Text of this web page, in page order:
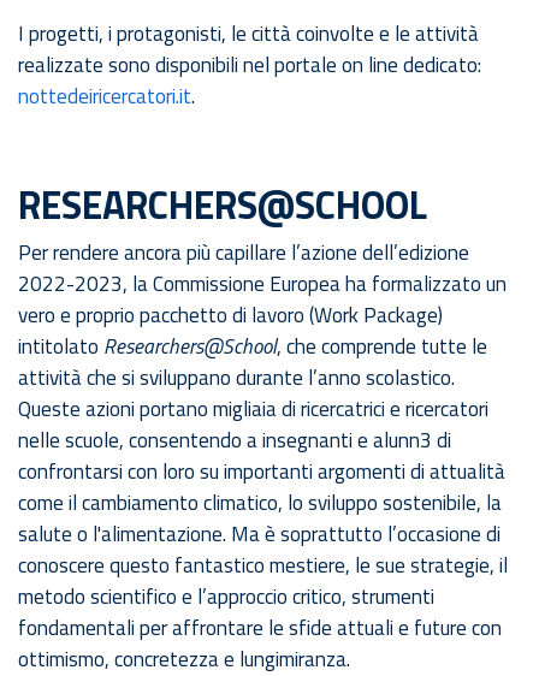
I progetti, i protagonisti, le città coinvolte e le attività
realizzate sono disponibili nel portale on line dedicato:
nottedeiricercatori.it.
RESEARCHERS@SCHOOL
Per rendere ancora più capillare l’azione dell’edizione
2022-2023, la Commissione Europea ha formalizzato un
vero e proprio pacchetto di lavoro (Work Package)
intitolato Researchers@School, che comprende tutte le
attività che si sviluppano durante l’anno scolastico.
Queste azioni portano migliaia di ricercatrici e ricercatori
nelle scuole, consentendo a insegnanti e alunn3 di
confrontarsi con loro su importanti argomenti di attualità
come il cambiamento climatico, lo sviluppo sostenibile, la
salute o l'alimentazione. Ma è soprattutto l’occasione di
conoscere questo fantastico mestiere, le sue strategie, il
metodo scientifico e l’approccio critico, strumenti
fondamentali per affrontare le sfide attuali e future con
ottimismo, concretezza e lungimiranza.